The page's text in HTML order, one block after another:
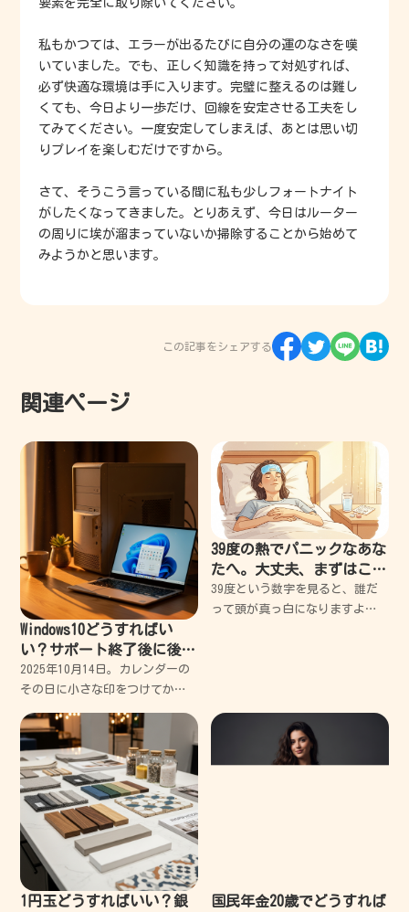
私もかつては、エラーが出るたびに自分の運のなさを嘆
いていました。でも、正しく知識を持って対処すれば、
必ず快適な環境は手に入ります。完璧に整えるのは難し
くても、今日より一歩だけ、回線を安定させる工夫をし
てみてください。一度安定してしまえば、あとは思い切
りプレイを楽しむだけですから。
さて、そうこう言っている間に私も少しフォートナイト
がしたくなってきました。とりあえず、今日はルーター
の周りに埃が溜まっていないか掃除することから始めて
みようかと思います。
この記事をシェアする
関連ページ
Windows10どうすればい
い？サポート終了後に後悔
しないための対策法
2025年10月14日。カレンダーの
その日に小さな印をつけてか
時間が増えました。 長年連れ添
った仕事道具には、どうしても
愛着が湧くものです。キーボー
ドの隙間に詰まっ
39度の熱でパニックなあな
たへ。大丈夫、まずはこれ
を読んで。失敗から学んだ
安心の対処法
39度という数字を見ると、誰だ
って頭が真っ白になりますよ
1円玉どうすればいい？銀
国民年金20歳でどうすれば